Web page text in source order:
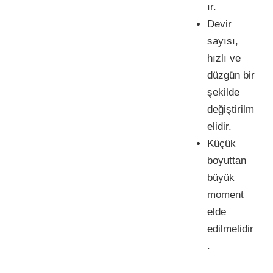
ır.
Devir
sayısı,
hızlı ve
düzgün bir
şekilde
değiştirilm
elidir.
Küçük
boyuttan
büyük
moment
elde
edilmelidir
.